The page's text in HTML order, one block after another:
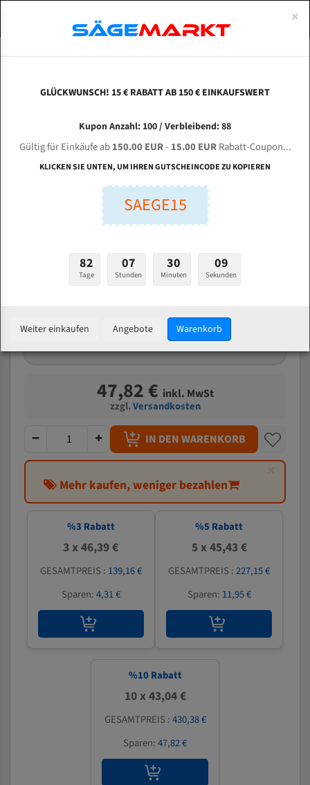
ZHEJIANG WEIYE Sawing Machine GY 4228 for
door frame für 4360 mm Bi-Metall
Bandsägeblätter
Länge (mm):
Welche Zahn soll ich wählen?
47,82 € inkl. MwSt
zzgl.Versandkosten
IN DEN WARENKORB
×
Mehr kaufen, weniger bezahlen
%3 Rabatt
3 x 46,39 €
GESAMTPREIS : 139,16 €
Sparen:4,31 €
%5 Rabatt
5 x 45,43 €
GESAMTPREIS :227,15 €
Sparen: 11,95 €
%10 Rabatt
10 x 43,04 €
GESAMTPREIS :430,38 €
Sparen:47,82 €
ABOUTS
ENGLISH
Bi-Metall Meterware
Fleischerei Bandsägeblätter
Bandmesser Glatt Meterware
Konvex Meterware
×
GLÜCKWUNSCH! 15 € RABATT AB 150 € EINKAUFSWERT
Kupon Anzahl: 100 / Verbleibend: 88
Gültig für Einkäufe ab150.00 EUR- 15.00 EURRabatt-Coupon...
KLICKEN SIE UNTEN, UM IHREN GUTSCHEINCODE ZU KOPIEREN
SAEGE15
82
Tage
07
Stunden
30
Minuten
08
Sekunden
Weiter einkaufen Angebote Warenkorb